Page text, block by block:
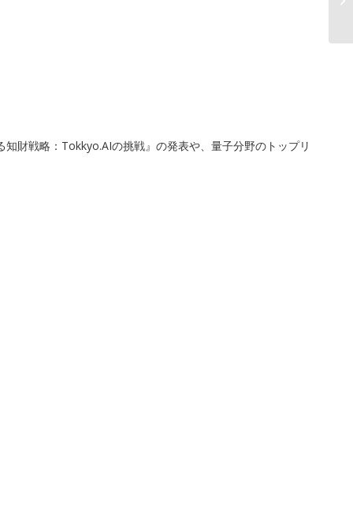
財戦略：Tokkyo.AIの挑戦』の発表や、量子分野のトップリ